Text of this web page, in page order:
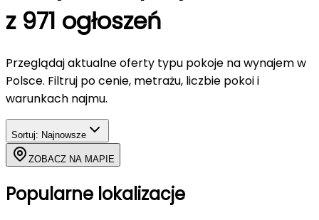
z 971 ogłoszeń
Przeglądaj aktualne oferty typu pokoje na wynajemw
Polsce. Filtruj po cenie, metrażu, liczbie pokoi i
warunkach najmu.
Sortuj: Najnowsze
ZOBACZ NA MAPIE
Popularne lokalizacje